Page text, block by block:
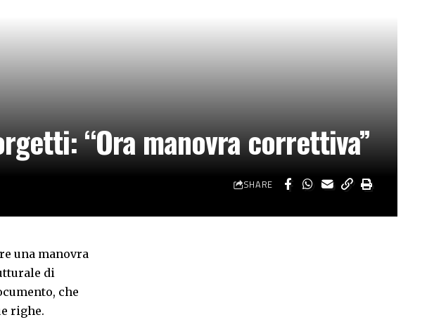
“Ora manovra correttiva”
SHARE
una manovra
di
che
righe.